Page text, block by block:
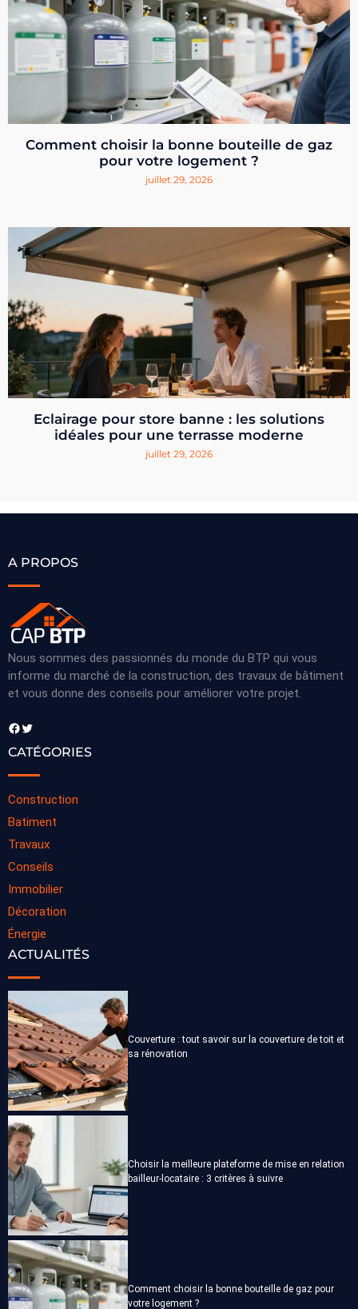
Comment choisir la bonne bouteille de gaz
pour votre logement ?
juillet 29, 2026
Eclairage pour store banne : les solutions
idéales pour une terrasse moderne
juillet 29, 2026
A PROPOS
Nous sommes des passionnés du monde du BTP qui vous
informe du marché de la construction, des travaux de bâtiment
et vous donne des conseils pour améliorer votre projet.
Facebook Twitter
CATÉGORIES
Construction
Batiment
Travaux
Conseils
Immobilier
Décoration
Énergie
ACTUALITÉS
Couverture : tout savoir sur la couverture de toit et
sa rénovation
Choisir la meilleure plateforme de mise en relation
bailleur-locataire : 3 critères à suivre
Comment choisir la bonne bouteille de gaz pour
votre logement ?